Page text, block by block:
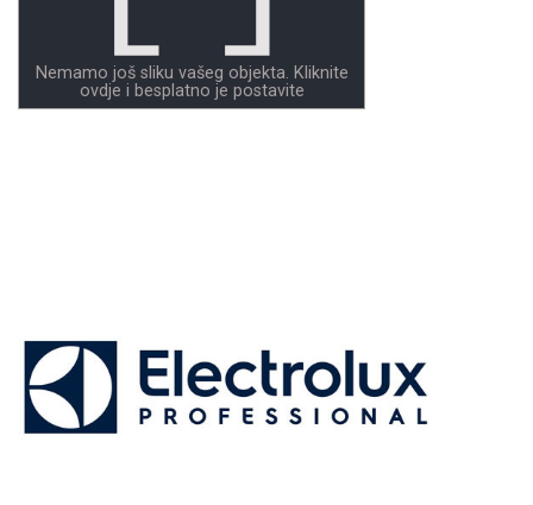
Nemamo još sliku vašeg objekta. Kliknite
ovdje i besplatno je postavite